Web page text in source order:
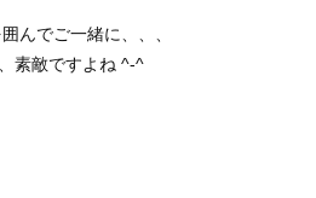
んでご一緒に、、、
素敵ですよね ^-^